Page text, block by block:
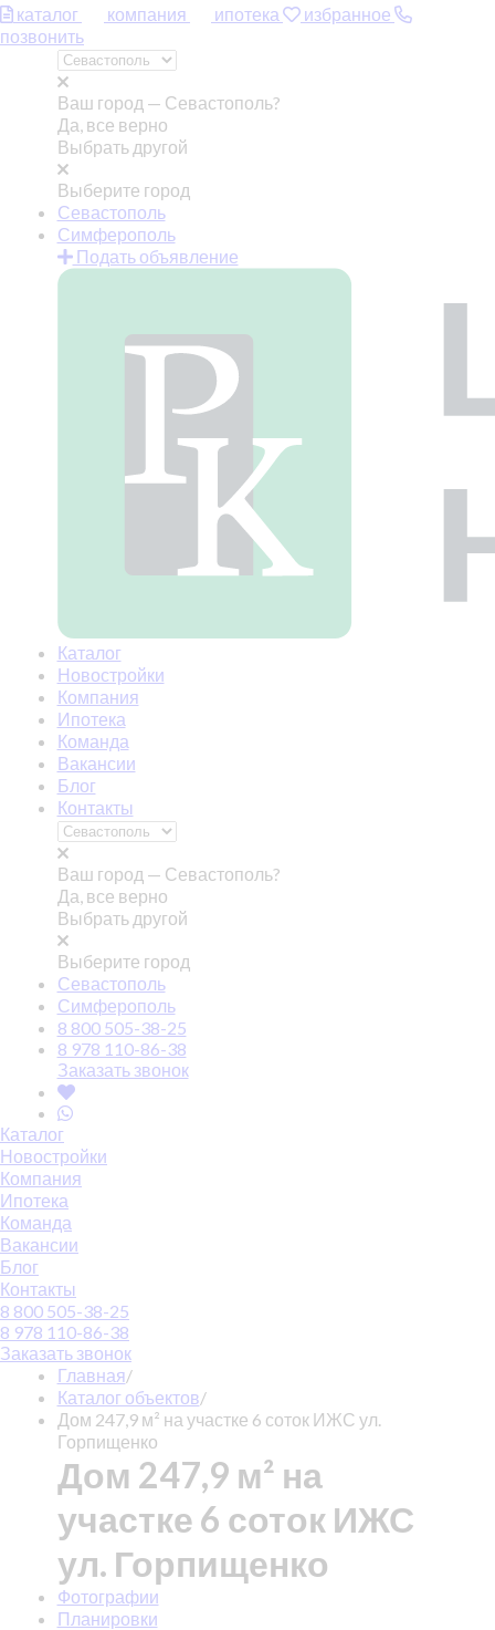
каталог компания ипотека
избранное
позвонить
Ваш город — Севастополь?
Да, все верно
Выбрать другой
Выберите город
Севастополь
Симферополь
Подать объявление
Каталог
Новостройки
Компания
Ипотека
Команда
Вакансии
Блог
Контакты
Ваш город — Севастополь?
Да, все верно
Выбрать другой
Выберите город
Севастополь
Симферополь
8 800 505-38-25
8 978 110-86-38
Заказать звонок
Каталог
Новостройки
Компания
Ипотека
Команда
Вакансии
Блог
Контакты
8 800 505-38-25
8 978 110-86-38
Заказать звонок
Главная/
Каталог объектов/
Дом 247,9 м² на участке 6 соток ИЖС ул.
Горпищенко
Дом 247,9 м² на
участке 6 соток ИЖС
ул. Горпищенко
Фотографии
Планировки